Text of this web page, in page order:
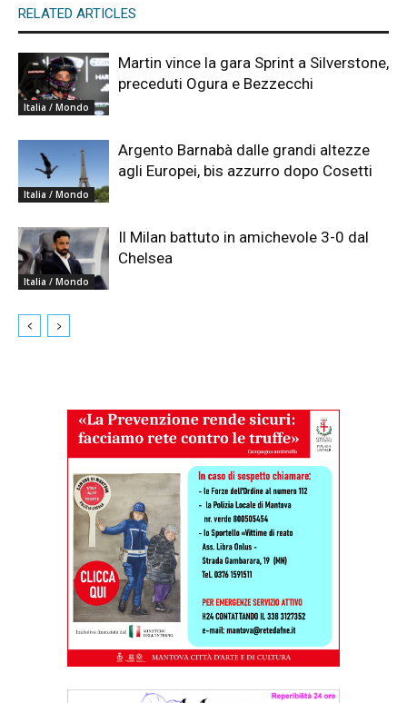
RELATED ARTICLES
Italia / Mondo
Martin vince la gara Sprint a Silverstone,
preceduti Ogura e Bezzecchi
Italia / Mondo
Argento Barnabà dalle grandi altezze
agli Europei, bis azzurro dopo Cosetti
Italia / Mondo
Il Milan battuto in amichevole 3-0 dal
Chelsea